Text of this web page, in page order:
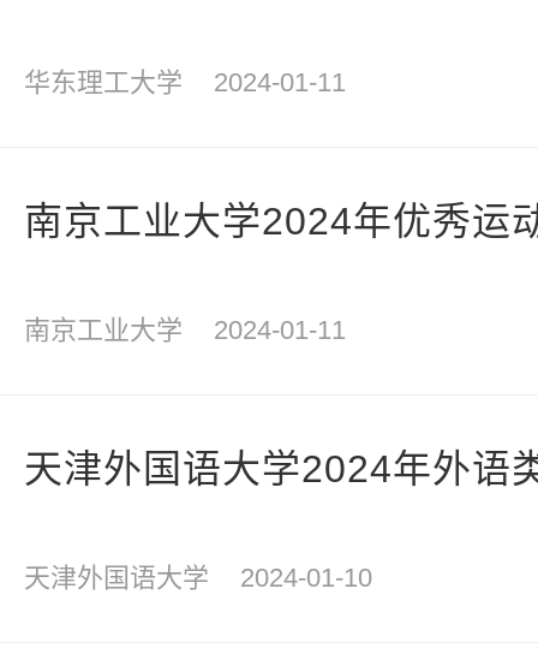
华东理工大学 2024-01-11
南京工业大学2024年优秀运
南京工业大学 2024-01-11
天津外国语大学2024年外语
天津外国语大学 2024-01-10